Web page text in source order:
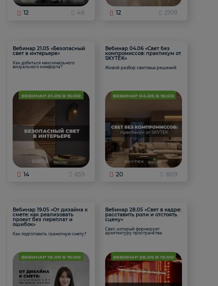
12 48 12 2109
Вебинар 21.05 «Безопасный
свет в интерьере»
Как добиться максимального
визуального комфорта?
14 659
Вебинар 04.06 «Свет без
компромиссов: практикум от
SKYTEK»
Живой разбор световых решений
20 809
Вебинар 19.05 «От дизайна к
смете: как реализовать
проект без переплат и
ошибок»
Как подготовить грамотную смету?
Вебинар 28.05 «Свет в кадре:
расставить роли и отстоять
сцену»
Свет, который формирует
архитектуру пространства.